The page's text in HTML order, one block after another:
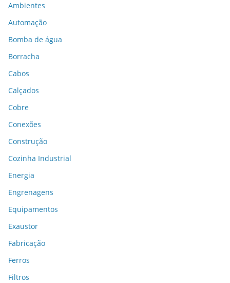
Ambientes
Automação
Bomba de água
Borracha
Cabos
Calçados
Cobre
Conexões
Construção
Cozinha Industrial
Energia
Engrenagens
Equipamentos
Exaustor
Fabricação
Ferros
Filtros